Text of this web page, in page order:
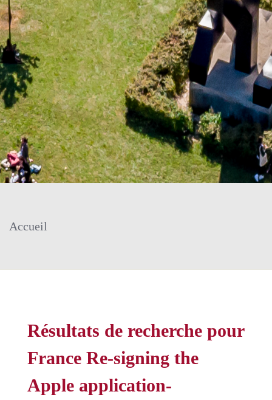
Accueil
Résultats de recherche pour
France Re-signing the
Apple application-